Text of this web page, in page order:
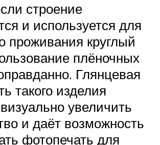
строение
и используется для
проживания круглый
плёночных
Глянцевая
такого изделия
увеличить
и даёт возможность
фотопечать для